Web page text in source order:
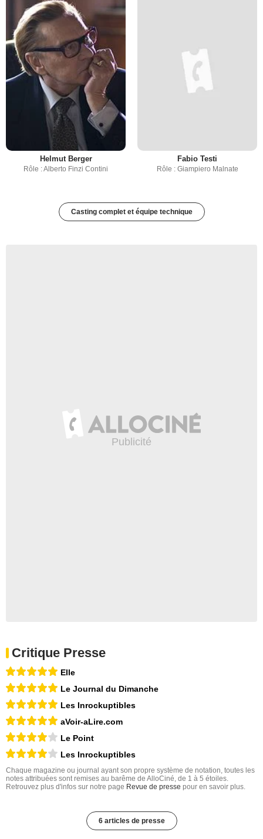
Helmut Berger
Rôle : Alberto Finzi Contini
Fabio Testi
Rôle : Giampiero Malnate
Casting complet et équipe technique
Critique Presse
Elle
Le Journal du Dimanche
Les Inrockuptibles
aVoir-aLire.com
Le Point
Les Inrockuptibles
Chaque magazine ou journal ayant son propre système de notation, toutes les
notes attribuées sont remises au barême de AlloCiné, de 1 à 5 étoiles.
Retrouvez plus d'infos sur notre page Revue de presse pour en savoir plus.
6 articles de presse